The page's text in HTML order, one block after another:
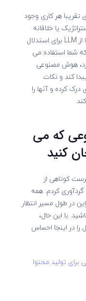
هر کاری وجود
یا خلاقانه
سطح بالاتر نیاز نیست. از آنجایی که آنها از LLM برای استدلال
شما استفاده می
هوش مصنوعی
کند و نکات
کرده و آنها را
که می
کنید
کوتاهی از
گردآوری کردم. همه
در طول مسیر انتظار
با این حال،
در اینجا احساس
تولید محتوا